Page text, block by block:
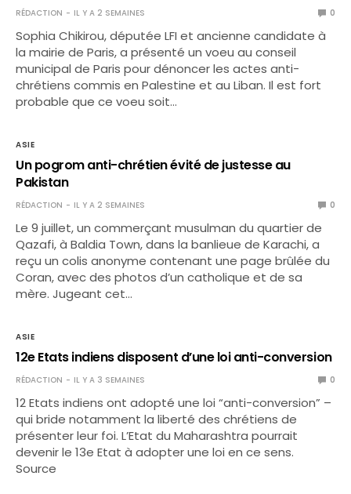
RÉDACTION IL Y A 2 SEMAINES 0
Sophia Chikirou, députée LFI et ancienne candidate à
la mairie de Paris, a présenté un voeu au conseil
municipal de Paris pour dénoncer les actes anti-
chrétiens commis en Palestine et au Liban. Il est fort
probable que ce voeu soit…
ASIE
Un pogrom anti-chrétien évité de justesse au
Pakistan
RÉDACTION IL Y A 2 SEMAINES 0
Le 9 juillet, un commerçant musulman du quartier de
Qazafi, à Baldia Town, dans la banlieue de Karachi, a
reçu un colis anonyme contenant une page brûlée du
Coran, avec des photos d’un catholique et de sa
mère. Jugeant cet…
ASIE
12e Etats indiens disposent d’une loi anti-conversion
RÉDACTION IL Y A 3 SEMAINES 0
12 Etats indiens ont adopté une loi “anti-conversion” –
qui bride notamment la liberté des chrétiens de
présenter leur foi. L’Etat du Maharashtra pourrait
devenir le 13e Etat à adopter une loi en ce sens.
Source